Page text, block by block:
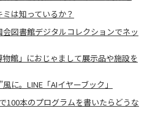
は知っているか？
図書館デジタルコレクションでネッ
館」におじゃまして展示品や施設を
に。LINE「AIイヤーブック」
100本のプログラムを書いたらどうな